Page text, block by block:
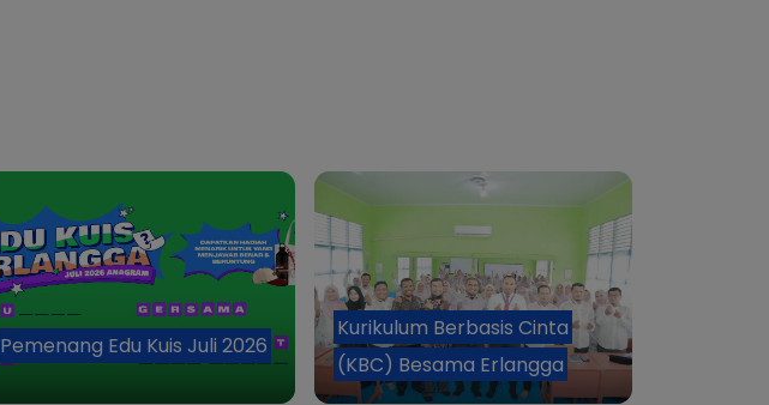
Pemenang Edu Kuis Juli 2026
Kurikulum Berbasis Cinta
(KBC) Besama Erlangga